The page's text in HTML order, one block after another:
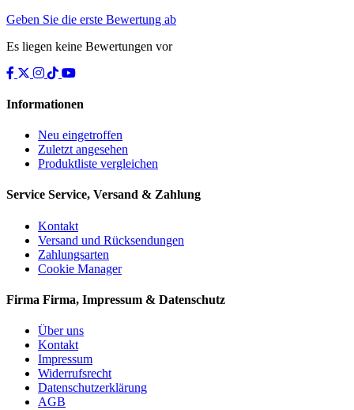
Geben Sie die erste Bewertung ab
Es liegen keine Bewertungen vor
Informationen
Neu eingetroffen
Zuletzt angesehen
Produktliste vergleichen
Service Service, Versand & Zahlung
Kontakt
Versand und Rücksendungen
Zahlungsarten
Cookie Manager
Firma Firma, Impressum & Datenschutz
Über uns
Kontakt
Impressum
Widerrufsrecht
Datenschutzerklärung
AGB